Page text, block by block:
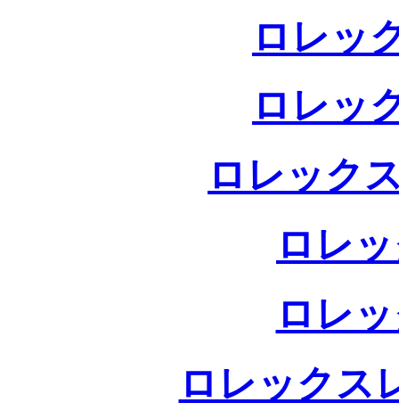
ロレッ
ロレッ
ロレック
ロレ
ロレ
ロレックス